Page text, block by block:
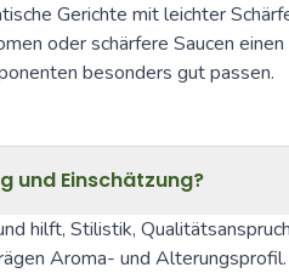
Gerichte mit leichter
oder schärfere Saucen
besonders gut passen.
und Einschätzung?
hilft, Stilistik,
Aroma- und